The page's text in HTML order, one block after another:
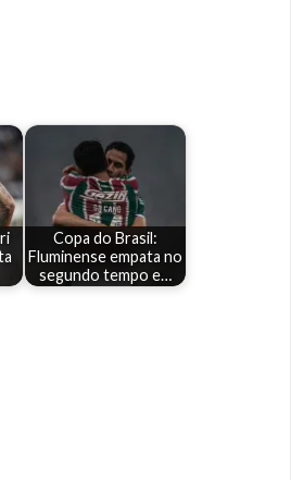
Copa do Brasil:
Fluminense empata no
segundo tempo e…